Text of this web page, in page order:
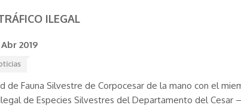
ILEGAL
2019
de Fauna Silvestre de Corpocesar de la mano con el
de Especies Silvestres del Departamento del Cesar